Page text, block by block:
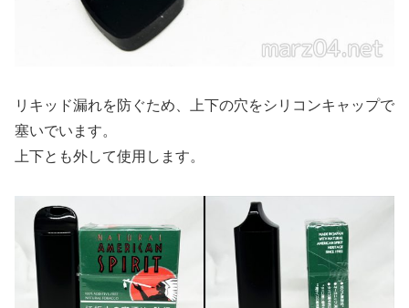
リキッド漏れを防ぐため、上下の穴をシリコンキャップで
塞いでいます。
上下とも外して使用します。